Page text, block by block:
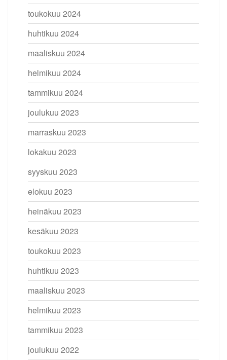
toukokuu 2024
huhtikuu 2024
maaliskuu 2024
helmikuu 2024
tammikuu 2024
joulukuu 2023
marraskuu 2023
lokakuu 2023
syyskuu 2023
elokuu 2023
heinäkuu 2023
kesäkuu 2023
toukokuu 2023
huhtikuu 2023
maaliskuu 2023
helmikuu 2023
tammikuu 2023
joulukuu 2022